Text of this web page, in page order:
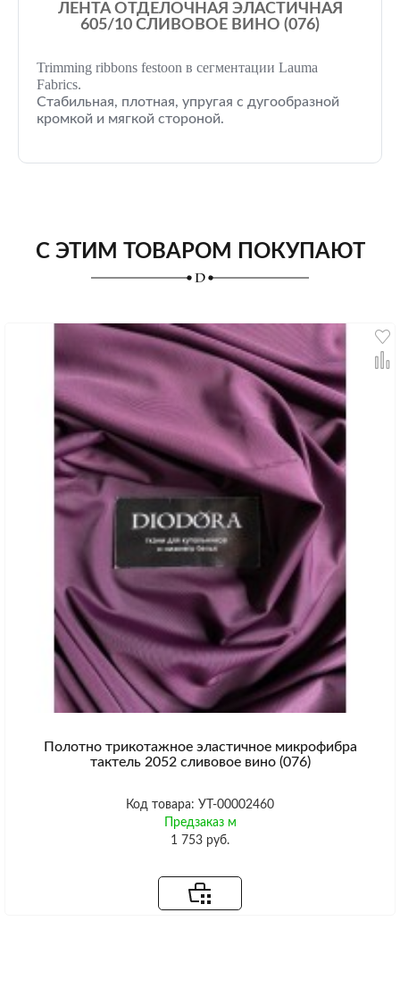
ЛЕНТА ОТДЕЛОЧНАЯ ЭЛАСТИЧНАЯ
605/10 СЛИВОВОЕ ВИНО (076)
Trimming ribbons festoon в сегментации Lauma
Fabrics.
Стабильная, плотная, упругая с дугообразной
кромкой и мягкой стороной.
С ЭТИМ ТОВАРОМ ПОКУПАЮТ
Полотно трикотажное эластичное микрофибра
тактель 2052 сливовое вино (076)
Код товара: УТ-00002460
Предзаказ м
1 753 руб.